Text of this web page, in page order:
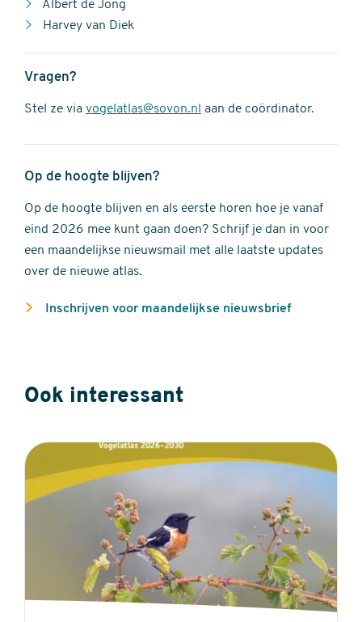
Albert de Jong
Harvey van Diek
Vragen?
Stel ze via vogelatlas@sovon.nl aan de coördinator.
Op de hoogte blijven?
Op de hoogte blijven en als eerste horen hoe je vanaf
eind 2026 mee kunt gaan doen? Schrijf je dan in voor
een maandelijkse nieuwsmail met alle laatste updates
over de nieuwe atlas.
Inschrijven voor maandelijkse nieuwsbrief
Ook interessant